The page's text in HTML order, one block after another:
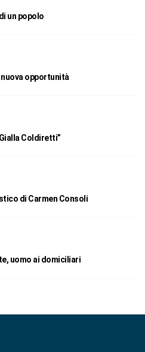
un popolo
opportunità
Coldiretti”
di Carmen Consoli
uomo ai domiciliari